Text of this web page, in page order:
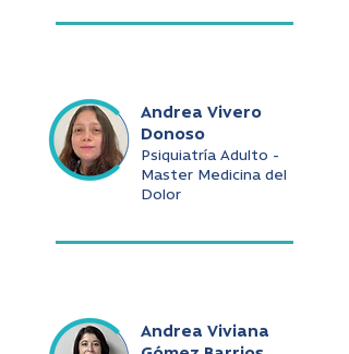
Andrea Vivero
Donoso
Psiquiatría Adulto -
Master Medicina del
Dolor
Andrea Viviana